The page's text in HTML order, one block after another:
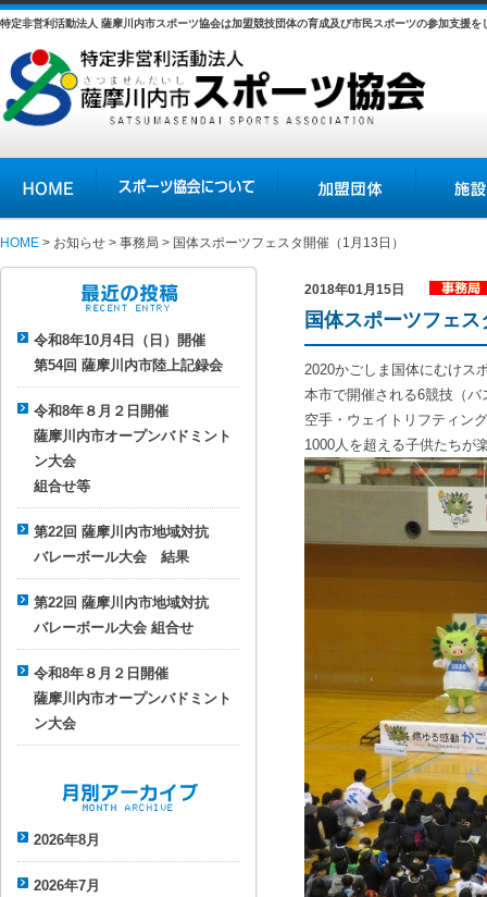
特定非営利活動法人 薩摩川内市スポーツ協会は加盟競技団体の育成及び市民スポーツの参加支援を
スポーツ協会について 加盟団体
HOME > お知らせ > 事務局 > 国体スポーツフェスタ開催（1月13日）
令和8年10月4日（日）開催
第54回 薩摩川内市陸上記録会
令和8年８月２日開催
薩摩川内市オープンバドミント
ン大会
組合せ等
第22回 薩摩川内市地域対抗
バレーボール大会 結果
第22回 薩摩川内市地域対抗
バレーボール大会 組合せ
令和8年８月２日開催
薩摩川内市オープンバドミント
ン大会
2026年8月
2026年7月
2018年01月15日
国体スポーツフェ
2020かごしま国体にむけス
本市で開催される6競技（
空手・ウェイトリフティン
1000人を超える子供たちが